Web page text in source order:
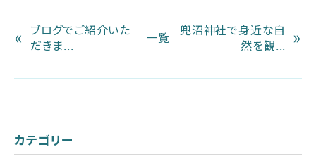
«
ブログでご紹介いた
だきま...
一覧
兜沼神社で身近な自
然を観...
»
カテゴリー